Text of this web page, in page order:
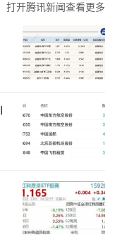
打开腾讯新闻查看更多